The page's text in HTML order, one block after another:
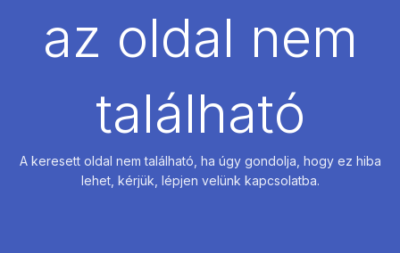
az oldal nem
található
A keresett oldal nem található, ha úgy gondolja, hogy ez hiba
lehet, kérjük, lépjen velünk kapcsolatba.